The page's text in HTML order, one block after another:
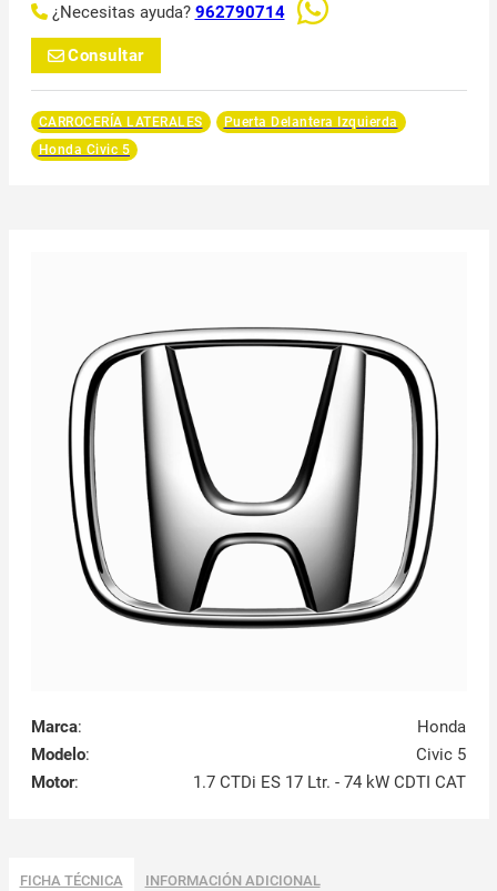
¿Necesitas ayuda? 962790714
Consultar
CARROCERÍA LATERALES
Puerta Delantera Izquierda
Honda Civic 5
Marca:
Honda
Modelo:
Civic 5
Motor: 1.7 CTDi ES 17 Ltr. - 74 kW CDTI CAT
FICHA TÉCNICA INFORMACIÓN ADICIONAL